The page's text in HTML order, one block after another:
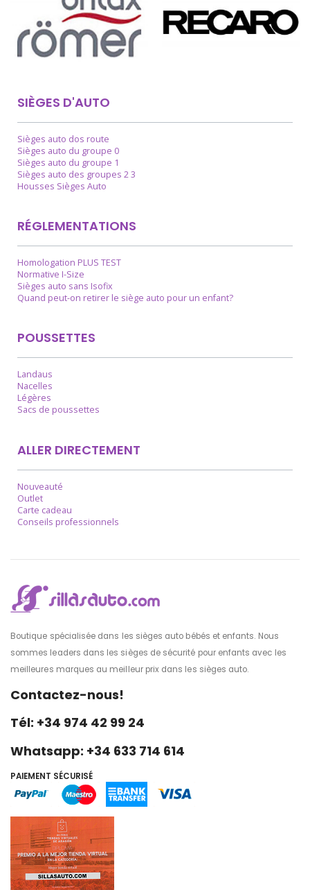
SIÈGES D'AUTO
Sièges auto dos route
Sièges auto du groupe 0
Sièges auto du groupe 1
Sièges auto des groupes 2 3
Housses Sièges Auto
RÉGLEMENTATIONS
Homologation PLUS TEST
Normative I-Size
Sièges auto sans Isofix
Quand peut-on retirer le siège auto pour un enfant?
POUSSETTES
Landaus
Nacelles
Légères
Sacs de poussettes
ALLER DIRECTEMENT
Nouveauté
Outlet
Carte cadeau
Conseils professionnels
Boutique spécialisée dans les sièges auto bébés et enfants. Nous
sommes leaders dans les sièges de sécurité pour enfants avec les
meilleures marques au meilleur prix dans les sièges auto.
Contactez-nous!
Tél: +34 974 42 99 24
Whatsapp: +34 633 714 614
PAIEMENT SÉCURISÉ